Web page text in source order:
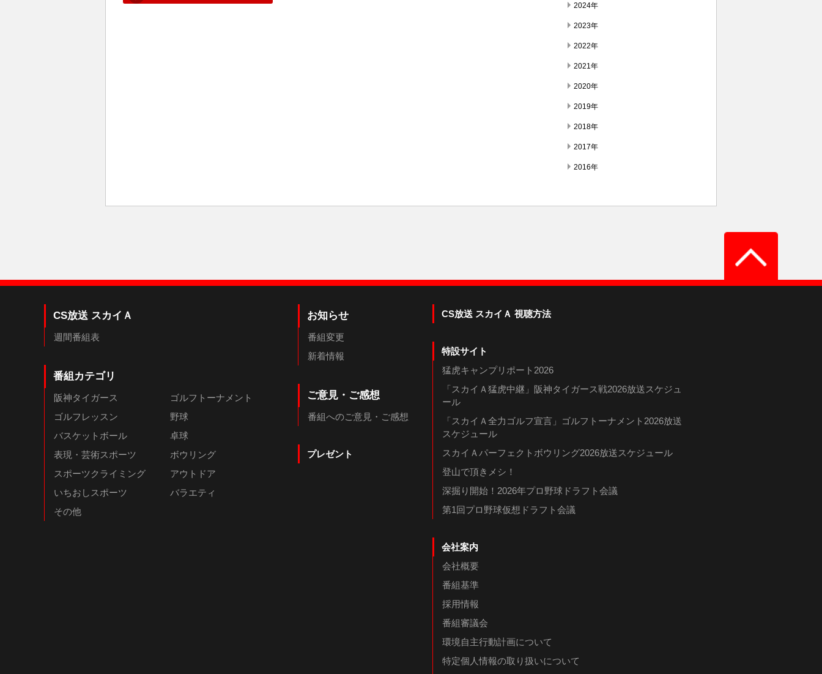
2024年
2023年
2022年
2021年
2020年
2019年
2018年
2017年
2016年
CS放送 スカイＡ
週間番組表
番組カテゴリ
阪神タイガース
ゴルフトーナメント
ゴルフレッスン
野球
バスケットボール
卓球
表現・芸術スポーツ
ボウリング
スポーツクライミング
アウトドア
いちおしスポーツ
バラエティ
その他
お知らせ
番組変更
新着情報
ご意見・ご感想
番組へのご意見・ご感想
プレゼント
CS放送 スカイＡ 視聴方法
特設サイト
猛虎キャンプリポート2026
「スカイＡ猛虎中継」阪神タイガース戦2026放送スケジュ
ール
「スカイＡ全力ゴルフ宣言」ゴルフトーナメント2026放送
スケジュール
スカイＡパーフェクトボウリング2026放送スケジュール
登山で頂きメシ！
深掘り開始！2026年プロ野球ドラフト会議
第1回プロ野球仮想ドラフト会議
会社案内
会社概要
番組基準
採用情報
番組審議会
環境自主行動計画について
特定個人情報の取り扱いについて